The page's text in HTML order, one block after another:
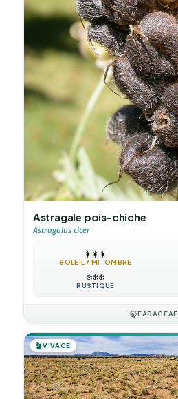
Astragale pois-chiche
Astragalus cicer
☀️☀️☀️
SOLEIL / MI-OMBRE
❄️❄️❄️
RUSTIQUE
🍃FABACEAE
🪴VIVACE